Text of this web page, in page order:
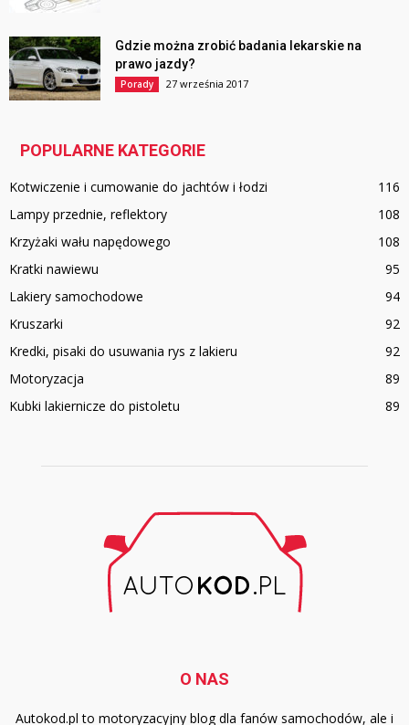
Gdzie można zrobić badania lekarskie na
prawo jazdy?
Porady 27 września 2017
POPULARNE KATEGORIE
Kotwiczenie i cumowanie do jachtów i łodzi
116
Lampy przednie, reflektory
108
Krzyżaki wału napędowego
108
Kratki nawiewu
95
Lakiery samochodowe
94
Kruszarki
92
Kredki, pisaki do usuwania rys z lakieru
92
Motoryzacja
89
Kubki lakiernicze do pistoletu
89
O NAS
Autokod.pl to motoryzacyjny blog dla fanów samochodów, ale i